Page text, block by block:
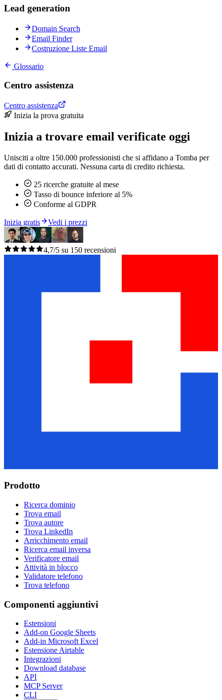
Lead generation
Domain Search
Email Finder
Costruzione Liste Email
Glossario
Centro assistenza
Centro assistenza
Inizia la prova gratuita
Inizia a trovare email verificate oggi
Unisciti a oltre 150.000 professionisti che si affidano a Tomba per
dati di contatto accurati. Nessuna carta di credito richiesta.
25 ricerche gratuite al mese
Tasso di bounce inferiore al 5%
Conforme al GDPR
Inizia gratis Vedi i prezzi
4,7/5 su 150 recensioni
Prodotto
Ricerca dominio
Trova email
Trova autore
Trova LinkedIn
Arricchimento email
Ricerca email inversa
Verificatore email
Attività in blocco
Validatore telefono
Trova telefono
Componenti aggiuntivi
Estensioni
Add-on Google Sheets
Add-in Microsoft Excel
Estensione Airtable
Integrazioni
Download database
API
MCP Server
CLI